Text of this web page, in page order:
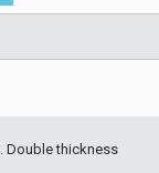
Double thickness